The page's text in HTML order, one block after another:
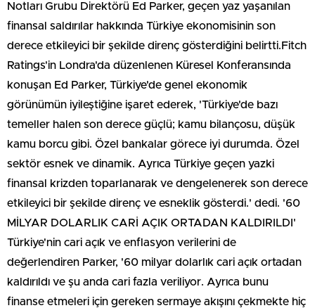
Notları Grubu Direktörü Ed Parker, geçen yaz yaşanılan
finansal saldırılar hakkında Türkiye ekonomisinin son
derece etkileyici bir şekilde direnç gösterdiğini belirtti.Fitch
Ratings'in Londra'da düzenlenen Küresel Konferansında
konuşan Ed Parker, Türkiye'de genel ekonomik
görünümün iyileştiğine işaret ederek, 'Türkiye'de bazı
temeller halen son derece güçlü; kamu bilançosu, düşük
kamu borcu gibi. Özel bankalar görece iyi durumda. Özel
sektör esnek ve dinamik. Ayrıca Türkiye geçen yazki
finansal krizden toparlanarak ve dengelenerek son derece
etkileyici bir şekilde direnç ve esneklik gösterdi.' dedi. '60
MİLYAR DOLARLIK CARİ AÇIK ORTADAN KALDIRILDI'
Türkiye'nin cari açık ve enflasyon verilerini de
değerlendiren Parker, '60 milyar dolarlık cari açık ortadan
kaldırıldı ve şu anda cari fazla veriliyor. Ayrıca bunu
finanse etmeleri için gereken sermaye akışını çekmekte hiç